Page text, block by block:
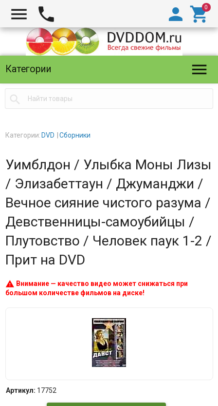
  

Категории 

Категории: DVD Сборники
Уимблдон / Улыбка Моны Лизы
/ Элизабеттаун / Джуманджи /
Вечное сияние чистого разума /
Девственницы-самоубийцы /
Плутовство / Человек паук 1-2 /
Прит на DVD
warning Внимание — качество видео может снижаться при
большом количестве фильмов на диске!
Артикул: 17752